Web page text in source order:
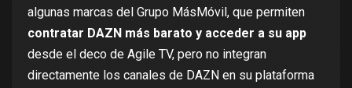
algunas marcas del Grupo MásMóvil, que permiten
contratar DAZN más barato y acceder a su app
desde el deco de Agile TV, pero no integran
directamente los canales de DAZN en su plataforma